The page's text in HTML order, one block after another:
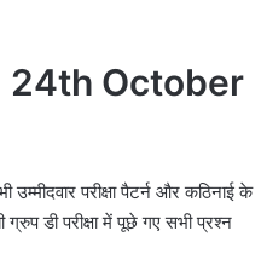
24th October
परीक्षा पैटर्न और कठिनाई के
डी परीक्षा में पूछे गए सभी प्रश्न